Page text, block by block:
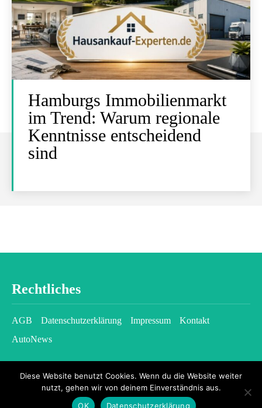
Hamburgs Immobilienmarkt
im Trend: Warum regionale
Kenntnisse entscheidend
sind
Rechtliches
AGB Datenschutzerklärung Impressum
Kontakt
AutoNews
Diese Website benutzt Cookies. Wenn du die Website weiter
nutzt, gehen wir von deinem Einverständnis aus.
OK
Datenschutzerklärung